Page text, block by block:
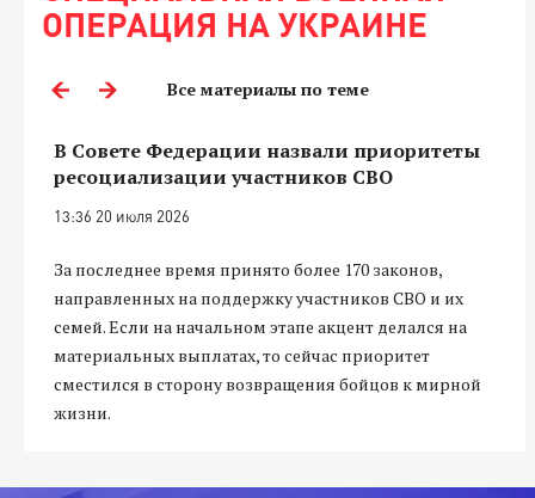
ОПЕРАЦИЯ НА УКРАИНЕ
Все материалы по теме
В Совете Федерации назвали приоритеты
ресоциализации участников СВО
13:36 20 июля 2026
За последнее время принято более 170 законов,
направленных на поддержку участников СВО и их
семей. Если на начальном этапе акцент делался на
материальных выплатах, то сейчас приоритет
сместился в сторону возвращения бойцов к мирной
жизни.